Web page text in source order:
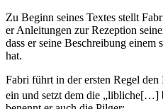
Zu Beginn seines Textes stellt
er Anleitungen zur Rezeption
dass er seine Beschreibung einem
hat.
Fabri führt in der ersten Regel
ein und setzt dem die „libliche[…]